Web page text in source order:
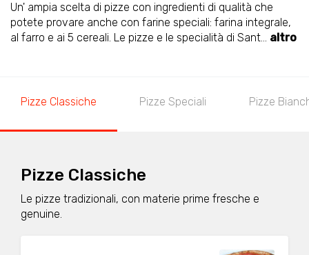
Un' ampia scelta di pizze con ingredienti di qualità che
potete provare anche con farine speciali: farina integrale,
al farro e ai 5 cereali. Le pizze e le specialità di Sant... altro
Pizze Classiche Pizze Speciali Pizze
Pizze Classiche
Le pizze tradizionali, con materie prime fresche e
genuine.